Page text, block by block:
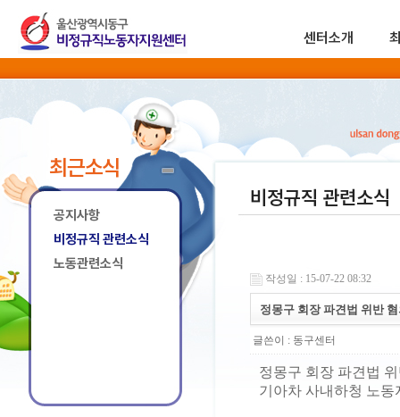
센터소개
최근소식
공지사항
비정규직 관련소식
노동관련소식
비정규직 관련소식
작성일 : 15-07-22 08:32
정몽구 회장 파견법 위반
글쓴이 : 동구센터
정몽구 회장 파견법
기아차 사내하청 노